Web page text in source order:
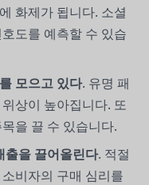
화제가 됩니다. 소셜
도를 예측할 수 있습
모으고 있다. 유명 패
상이 높아집니다. 또
을 끌 수 있습니다.
출을 끌어올린다. 적절
비자의 구매 심리를